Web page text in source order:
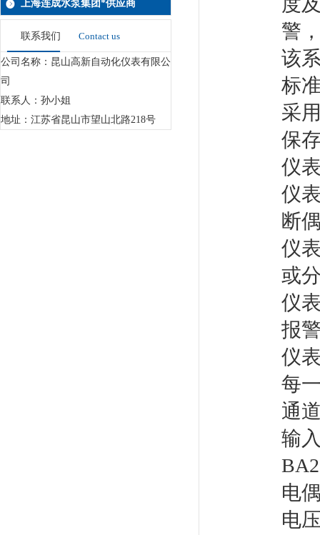
上海连成水泵集团*供应商
联系我们 Contact us
公司名称：昆山高新自动化仪表有限公
司
联系人：孙小姐
地址：江苏省昆山市望山北路218号
警
该
标
采
保
仪
仪
断
仪
或
仪
报
仪
每
通
输
电
电